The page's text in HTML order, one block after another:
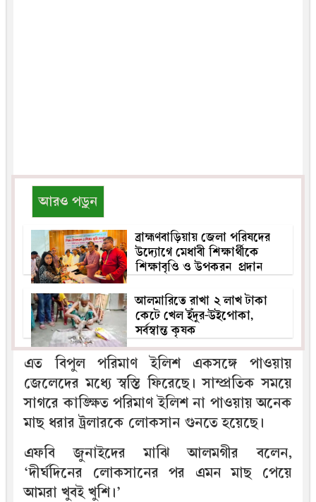
আরও পড়ুন
ব্রাহ্মণবাড়িয়ায় জেলা পরিষদের
উদ্যোগে মেধাবী শিক্ষার্থীকে
শিক্ষাবৃওি ও উপকরন প্রদান
আলমারিতে রাখা ২ লাখ টাকা
কেটে খেল ইঁদুর-উইপোকা,
সর্বস্বান্ত কৃষক
এত বিপুল পরিমাণ ইলিশ একসঙ্গে পাওয়ায়
জেলেদের মধ্যে স্বস্তি ফিরেছে। সাম্প্রতিক সময়ে
সাগরে কাঙ্ক্ষিত পরিমাণ ইলিশ না পাওয়ায় অনেক
মাছ ধরার ট্রলারকে লোকসান গুনতে হয়েছে।
এফবি জুনাইদের মাঝি আলমগীর বলেন,
‘দীর্ঘদিনের লোকসানের পর এমন মাছ পেয়ে
আমরা খুবই খুশি।’